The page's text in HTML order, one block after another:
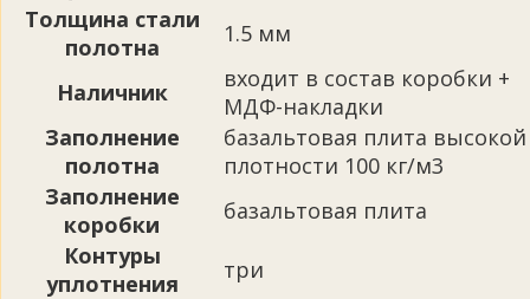
Толщина стали
полотна
1.5 мм
Наличник
входит в состав коробки +
МДФ-накладки
Заполнение
полотна
базальтовая плита высокой
плотности 100 кг/м3
Заполнение
коробки
базальтовая плита
Контуры
уплотнения
три